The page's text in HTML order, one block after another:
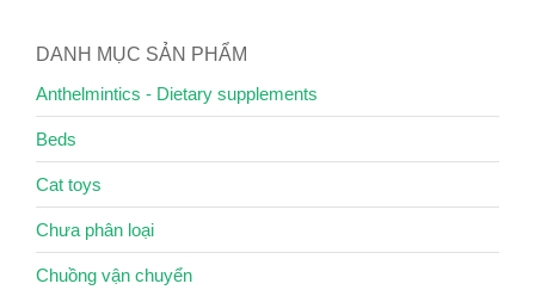
DANH MỤC SẢN PHẨM
Anthelmintics - Dietary supplements
Beds
Cat toys
Chưa phân loại
Chuồng vận chuyển